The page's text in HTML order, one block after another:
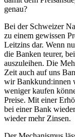
genau?
Bei der Schweizer
zu einem gewissen
Leitzins dar. Wenn
die Banken teurer,
auszuleihen. Die
Zeit auch auf uns
wir Bankkund:innen
weniger kaufen
Preise. Mit einer
bei einer Bank
wieder mehr Zinsen.